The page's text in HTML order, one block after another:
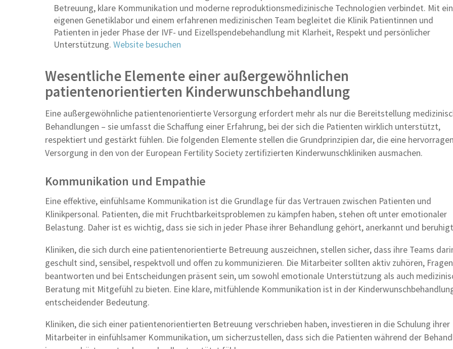
Betreuung, klare Kommunikation und moderne reproduktionsmedizinische Technologien verbindet. Mit
eigenen Genetiklabor und einem erfahrenen medizinischen Team begleitet die Klinik Patientinnen und
Patienten in jeder Phase der IVF- und Eizellspendebehandlung mit Klarheit, Respekt und persönlicher
Unterstützung.Website besuchen
Wesentliche Elemente einer außergewöhnlichen
patientenorientierten Kinderwunschbehandlung
Eine außergewöhnliche patientenorientierte Versorgung erfordert mehr als nur die Bereitstellung
Behandlungen – sie umfasst die Schaffung einer Erfahrung, bei der sich die Patienten wirklich unterstützt,
respektiert und gestärkt fühlen. Die folgenden Elemente stellen die Grundprinzipien dar, die eine
Versorgung in den von der European Fertility Society zertifizierten Kinderwunschkliniken ausmachen.
Kommunikation und Empathie
Eine effektive, einfühlsame Kommunikation ist die Grundlage für das Vertrauen zwischen Patienten und
Klinikpersonal. Patienten, die mit Fruchtbarkeitsproblemen zu kämpfen haben, stehen oft unter emotionaler
Belastung. Daher ist es wichtig, dass sie sich in jeder Phase ihrer Behandlung gehört, anerkannt und
Kliniken, die sich durch eine patientenorientierte Betreuung auszeichnen, stellen sicher, dass ihre Teams
geschult sind, sensibel, respektvoll und offen zu kommunizieren. Die Mitarbeiter sollten aktiv zuhören,
beantworten und bei Entscheidungen präsent sein, um sowohl emotionale Unterstützung als auch
Beratung mit Mitgefühl zu bieten. Eine klare, mitfühlende Kommunikation ist in der
entscheidender Bedeutung.
Kliniken, die sich einer patientenorientierten Betreuung verschrieben haben, investieren in die Schulung ihrer
Mitarbeiter in einfühlsamer Kommunikation, um sicherzustellen, dass sich die Patienten während der